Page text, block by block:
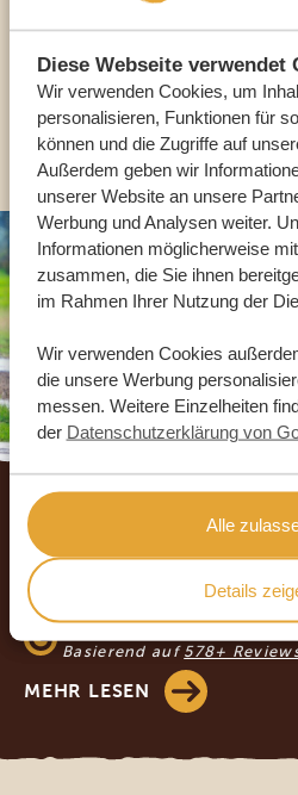
Diese Webseite verwendet
Wir verwenden Cookies, um
personalisieren, Funktionen für
können und die Zugriffe auf
Außerdem geben wir
unserer Website an unsere
Werbung und Analysen weiter.
Informationen möglicherweise
zusammen, die Sie ihnen
im Rahmen Ihrer Nutzung der
Wir verwenden Cookies
die unsere Werbung
messen. Weitere Einzelheiten
der Datenschutzerklärung von
Alle
Details
DE:+49 3222
ANDERE
Footer
UNSERE GÄSTE
SAFARI URLAUB
4.8/5
Basierend auf 578+
MEHR LESEN